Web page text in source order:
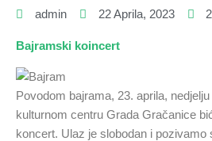
admin 22 Aprila, 2023
Bajramski koincert
Povodom bajrama, 23. aprila,
kulturnom centru Grada Gračanice
koncert. Ulaz je slobodan i pozivamo